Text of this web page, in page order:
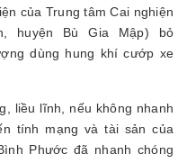
của Trung tâm Cai nghiện
huyện Bù Gia Mập) bỏ
dùng hung khí cướp xe
liều lĩnh, nếu không nhanh
tính mạng và tài sản của
Phước đã nhanh chóng